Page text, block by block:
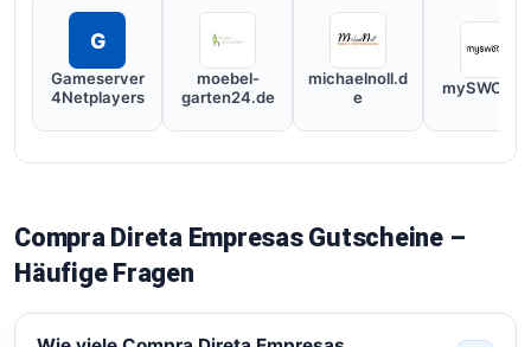
G
Gameserver
4Netplayers
moebel-
garten24.de
michaelnoll.d
e
Compra Direta Empresas Gutscheine –
Häufige Fragen